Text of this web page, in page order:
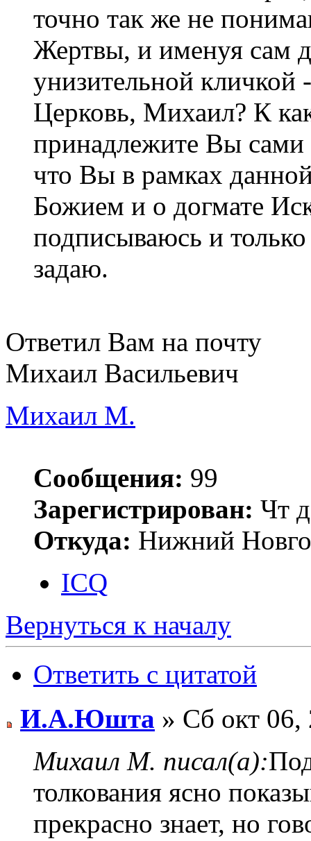
точно так же не
Жертвы, и именуя сам
унизительной
Церковь, Михаил? К
принадлежите Вы сами
что Вы в рамках
Божием и о догмате
подписываюсь и
задаю.
Ответил Вам на почту
Михаил Васильевич
Михаил М.
Сообщения: 99
Зарегистрирован: Чт
Откуда: Нижний
ICQ
Вернуться к началу
Ответить с цитатой
И.А.Юшта » Сб окт 06,
Михаил М. писал(а):
толкования ясно
прекрасно знает, но